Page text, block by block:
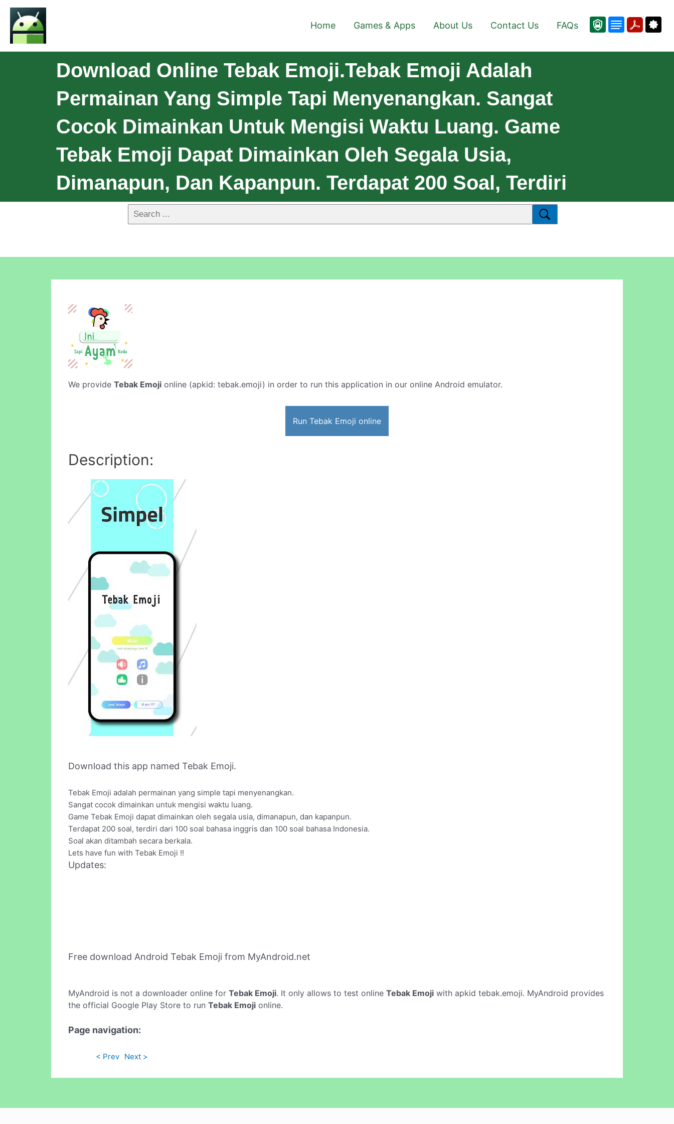
Home Games & Apps About Us Contact Us FAQs
Download Online Tebak Emoji.Tebak Emoji Adalah
Permainan Yang Simple Tapi Menyenangkan. Sangat
Cocok Dimainkan Untuk Mengisi Waktu Luang. Game
Tebak Emoji Dapat Dimainkan Oleh Segala Usia,
Dimanapun, Dan Kapanpun. Terdapat 200 Soal, Terdiri
We provide Tebak Emoji online (apkid: tebak.emoji) in order to run this application in our online Android emulator.
Run Tebak Emoji online
Description:
Download this app named Tebak Emoji.
Tebak Emoji adalah permainan yang simple tapi menyenangkan.
Sangat cocok dimainkan untuk mengisi waktu luang.
Game Tebak Emoji dapat dimainkan oleh segala usia, dimanapun, dan kapanpun.
Terdapat 200 soal, terdiri dari 100 soal bahasa inggris dan 100 soal bahasa Indonesia.
Soal akan ditambah secara berkala.
Lets have fun with Tebak Emoji !!
Updates:
Free download Android Tebak Emoji from MyAndroid.net
MyAndroid is not a downloader online for Tebak Emoji. It only allows to test online Tebak Emoji with apkid tebak.emoji. MyAndroid provides
the official Google Play Store to run Tebak Emoji online.
Page navigation:
< Prev Next >